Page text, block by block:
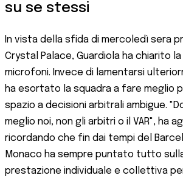
su se stessi
In vista della sfida di mercoledì sera
Crystal Palace, Guardiola ha chiarito
microfoni. Invece di lamentarsi
ha esortato la squadra a fare meglio
spazio a decisioni arbitrali ambigue.
meglio noi, non gli arbitri o il VAR", ha
ricordando che fin dai tempi del
Monaco ha sempre puntato tutto
prestazione individuale e collettiva